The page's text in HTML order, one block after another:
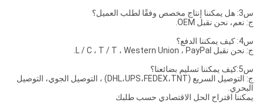
س3: هل يمكننا إنتاج مخصص وفقًا لطلب العميل؟
ج: نعم، نحن نقبل OEM.
س4: كيف يمكننا الدفع؟
ج: نحن نقبل L / C ، T / T ، Western Union ، PayPal.
س5:كيف يمكننا تسليم بضائعنا؟
ج: التوصيل السريع (DHL،UPS،FEDEX،TNT) ، التوصيل الجوي، التوصيل
البحري.
يمكننا اقتراح الحل الاقتصادي حسب طلبك